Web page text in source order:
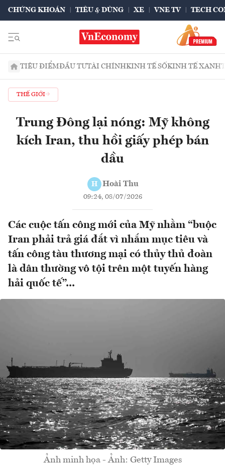
CHỨNG KHOÁN TIÊU & DÙNG XE VNE TV TECH
TIÊU ĐIỂMĐẦU TƯTÀI CHÍNHKINH TẾ SỐKINH TẾ XANH
THẾ GIỚI
Trung Đông lại nóng: Mỹ không
kích Iran, thu hồi giấy phép bán
dầu
H Hoài Thu
09:24, 08/07/2026
Các cuộc tấn công mới của Mỹ nhằm “buộc
Iran phải trả giá đắt vì nhắm mục tiêu và
tấn công tàu thương mại có thủy thủ đoàn
là dân thường vô tội trên một tuyến hàng
hải quốc tế”...
Ảnh minh họa - Ảnh: Getty Images